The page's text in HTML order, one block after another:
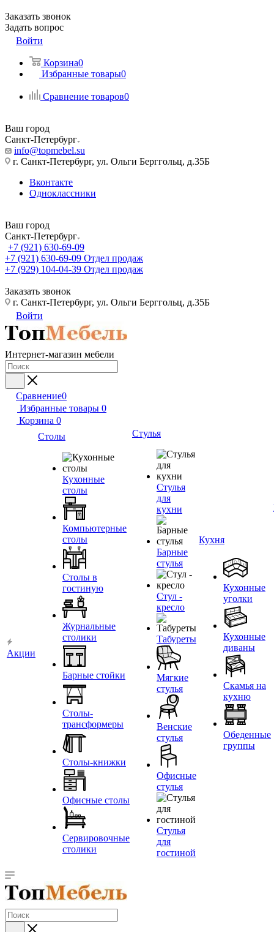
Заказать звонок
Задать вопрос
Войти
Корзина0
Избранные товары0
Сравнение товаров0
Ваш город
Санкт-Петербург
info@topmebel.su
г. Санкт-Петербург, ул. Ольги Берггольц, д.35Б
Вконтакте
Одноклассники
Ваш город
Санкт-Петербург
+7 (921) 630-69-09
+7 (921) 630-69-09 Отдел продаж
+7 (929) 104-04-39 Отдел продаж
Заказать звонок
г. Санкт-Петербург, ул. Ольги Берггольц, д.35Б
Войти
Интернет-магазин мебели
Сравнение0
Избранные товары 0
Корзина 0
Акции
Столы
Кухонные
столы
Компьютерные
столы
Столы в
гостиную
Журнальные
столики
Барные стойки
Столы-
трансформеры
Столы-книжки
Офисные столы
Сервировочные
столики
Стулья
Стулья
для
кухни
Барные
стулья
Стул -
кресло
Табуреты
Мягкие
стулья
Венские
стулья
Офисные
стулья
Стулья
для
гостиной
Кухня
Кухонные
уголки
Кухонные
диваны
Скамья на
кухню
Обеденные
группы